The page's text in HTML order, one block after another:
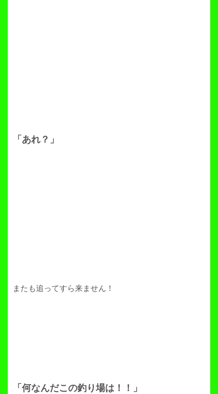
「あれ？」
またも追ってすら来ません！
「何なんだこの釣り場は！！」